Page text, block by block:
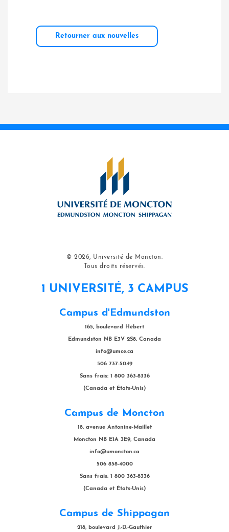
Retourner aux nouvelles
© 2026, Université de Moncton.
Tous droits réservés.
1 UNIVERSITÉ, 3 CAMPUS
Campus d'Edmundston
165, boulevard Hébert
Edmundston NB E3V 2S8, Canada
info@umce.ca
506 737-5049
Sans frais: 1 800 363-8336
(Canada et États-Unis)
Campus de Moncton
18, avenue Antonine-Maillet
Moncton NB E1A 3E9, Canada
info@umoncton.ca
506 858-4000
Sans frais: 1 800 363-8336
(Canada et États-Unis)
Campus de Shippagan
218, boulevard J.-D.-Gauthier